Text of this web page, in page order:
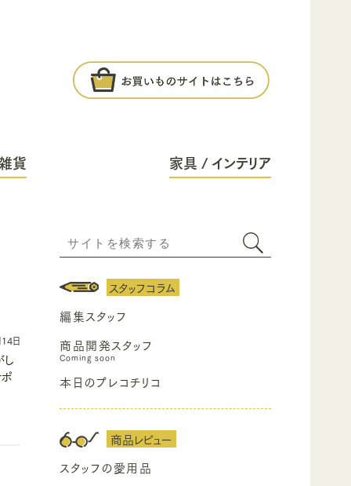
貨 家具 / インテリア
日
スタッフコラム
編集スタッフ
商品開発スタッフ
本日のプレコチリコ
商品レビュー
スタッフの愛用品